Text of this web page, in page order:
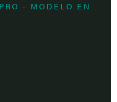
- MODELO EN